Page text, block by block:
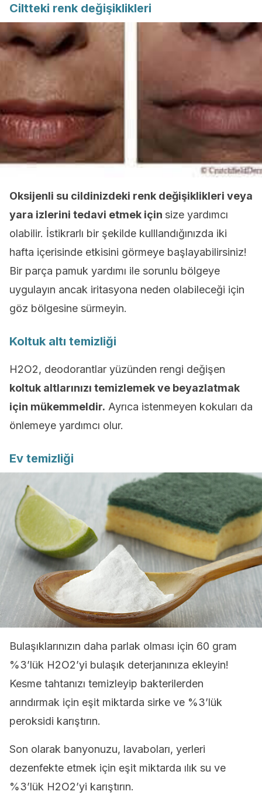
Ciltteki renk değişiklikleri
Oksijenli su cildinizdeki renk değişiklikleri veya
yara izlerini tedavi etmek için size yardımcı
olabilir. İstikrarlı bir şekilde kulllandığınızda iki
hafta içerisinde etkisini görmeye başlayabilirsiniz!
Bir parça pamuk yardımı ile sorunlu bölgeye
uygulayın ancak iritasyona neden olabileceği için
göz bölgesine sürmeyin.
Koltuk altı temizliği
H2O2, deodorantlar yüzünden rengi değişen
koltuk altlarınızı temizlemek ve beyazlatmak
için mükemmeldir. Ayrıca istenmeyen kokuları da
önlemeye yardımcı olur.
Ev temizliği
Bulaşıklarınızın daha parlak olması için 60 gram
%3’lük H2O2’yi bulaşık deterjanınıza ekleyin!
Kesme tahtanızı temizleyip bakterilerden
arındırmak için eşit miktarda sirke ve %3’lük
peroksidi karıştırın.
Son olarak banyonuzu, lavaboları, yerleri
dezenfekte etmek için eşit miktarda ılık su ve
%3’lük H2O2’yi karıştırın.